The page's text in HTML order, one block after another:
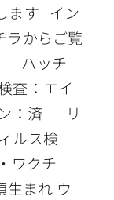
ます イン
ラからご覧
ハッチ
査：エイ
ン：済 リ
ルス検
ワクチ
まれ ウ